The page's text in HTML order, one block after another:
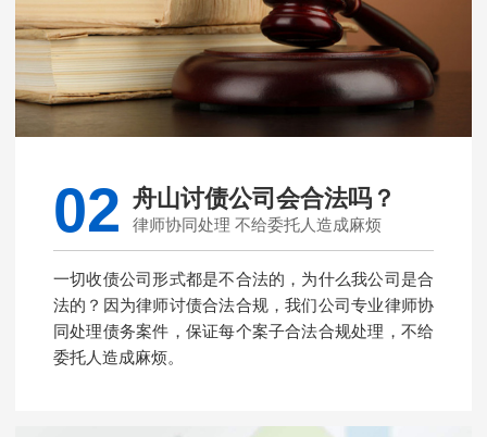
02 舟山讨债公司会合法吗？
律师协同处理 不给委托人造成麻烦
一切收债公司形式都是不合法的，为什么我公司是合
法的？因为律师讨债合法合规，我们公司专业律师协
同处理债务案件，保证每个案子合法合规处理，不给
委托人造成麻烦。